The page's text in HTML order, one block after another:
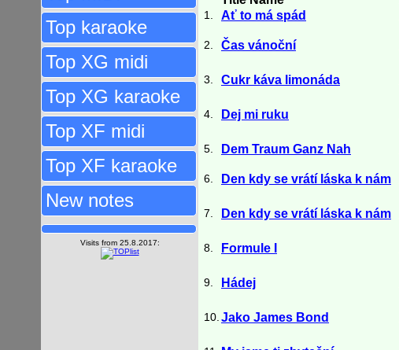
Top karaoke
Top XG midi
Top XG karaoke
Top XF midi
Top XF karaoke
New notes
Visits from 25.8.2017:
1. Ať to má spád
2. Čas vánoční
3. Cukr káva limonáda
4. Dej mi ruku
5. Dem Traum Ganz Nah
6. Den kdy se vrátí láska k nám
7. Den kdy se vrátí láska k nám
8. Formule I
9. Hádej
10. Jako James Bond